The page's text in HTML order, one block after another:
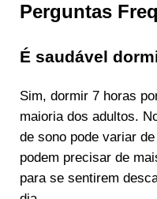
Perguntas
É saudável
Sim, dormir 7 horas
maioria dos adultos.
de sono pode variar
podem precisar de
para se sentirem